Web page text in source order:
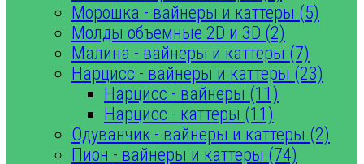
Морошка - вайнеры и каттеры (5)
Молды объемные 2D и 3D (2)
Малина - вайнеры и каттеры (7)
Нарцисс - вайнеры и каттеры (23)
Нарцисс - вайнеры (11)
Нарцисс - каттеры (11)
Одуванчик - вайнеры и каттеры (2)
Пион - вайнеры и каттеры (74)